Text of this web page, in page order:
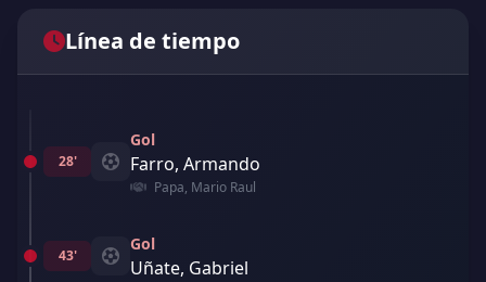
Línea de tiempo
28'
Gol
Farro, Armando
Papa, Mario Raul
43'
Gol
Uñate, Gabriel